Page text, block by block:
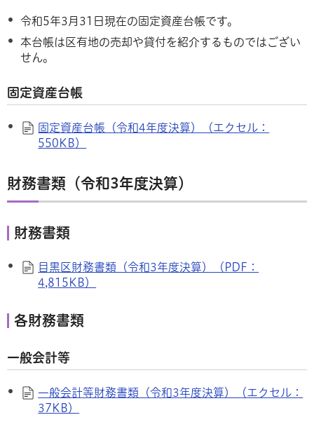
令和5年3月31日現在の固定資産台帳です。
本台帳は区有地の売却や貸付を紹介するものではござい
せん。
固定資産台帳
固定資産台帳（令和4年度決算）（エクセル：
550KB）
財務書類（令和3年度決算）
財務書類
目黒区財務書類（令和3年度決算）（PDF：
4,815KB）
各財務書類
一般会計等
一般会計等財務書類（令和3年度決算）（エクセル：
37KB）